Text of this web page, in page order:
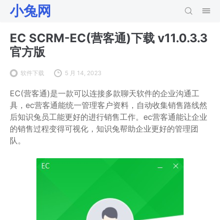
小兔网
EC SCRM-EC(营客通)下载 v11.0.3.3
官方版
软件下载 5 月 14, 2023
EC(营客通)是一款可以连接多款聊天软件的企业沟通工
具，ec营客通能统一管理客户资料，自动收集销售路线然
后知识兔员工能更好的进行销售工作。ec营客通能让企业
的销售过程变得可视化，知识兔帮助企业更好的管理团
队。